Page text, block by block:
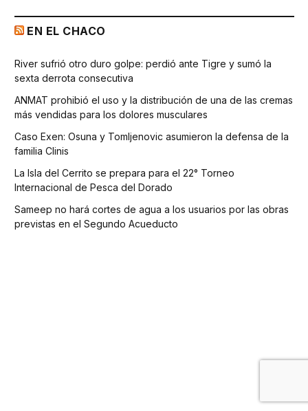
EN EL CHACO
River sufrió otro duro golpe: perdió ante Tigre y sumó la
sexta derrota consecutiva
ANMAT prohibió el uso y la distribución de una de las cremas
más vendidas para los dolores musculares
Caso Exen: Osuna y Tomljenovic asumieron la defensa de la
familia Clinis
La Isla del Cerrito se prepara para el 22° Torneo
Internacional de Pesca del Dorado
Sameep no hará cortes de agua a los usuarios por las obras
previstas en el Segundo Acueducto